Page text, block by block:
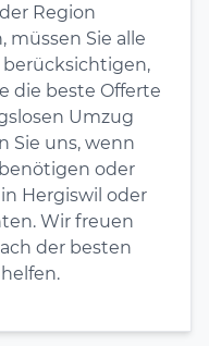
Region
müssen Sie alle
die beste Offerte
Umzug
Sie uns, wenn
oder
Hergiswil oder
Wir freuen
der besten